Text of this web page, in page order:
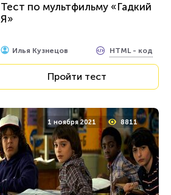
Тест по мультфильму «Гадкий
Я»
Илья Кузнецов HTML - код
Пройти тест
1 ноября 2021 8811